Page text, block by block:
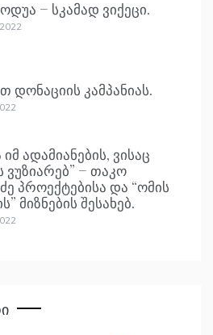
– სკამად ვიქეცი.
დონაციის კამპანიას.
იმ ადამიანების, ვისაც
ვუზიარებ” – თაკო
პროექტებისა და “ომის
მიზნების შესახებ.